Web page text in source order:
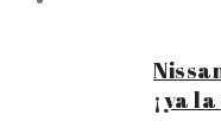
¡ya